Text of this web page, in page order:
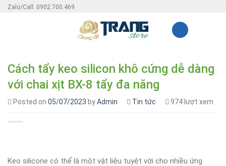
SkipZalo/Call: 0902.700.469
Cách tẩy keo silicon khô cứng dễ dàng
với chai xịt BX-8 tẩy đa năng
Posted on 05/07/2023 byAdmin Tin tức 974 lượt xem
Keo silicone có thể là một vật liệu tuyệt vời cho nhiều ứng